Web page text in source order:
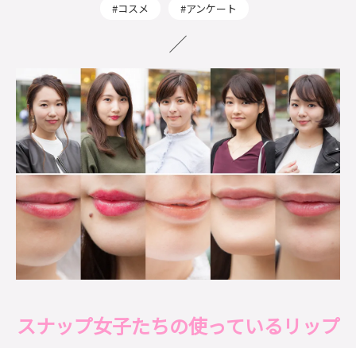
コスメ アンケート
スナップ女子たちの使っているリップ